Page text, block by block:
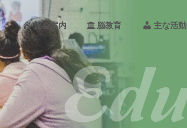
メ
イ
ン
メ
ニ
ュ
ー
協会案内 脳教育 主な活動